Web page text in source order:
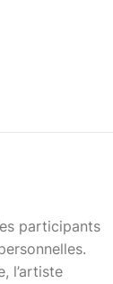
participants
l’artiste